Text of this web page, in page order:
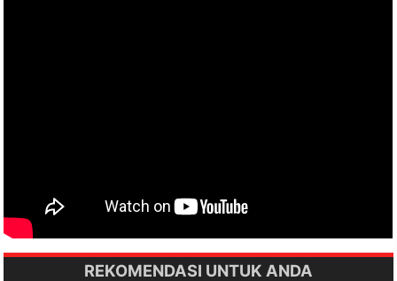
REKOMENDASI UNTUK ANDA